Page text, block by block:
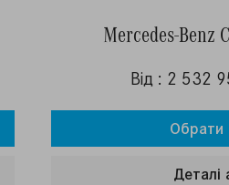
Mercedes-Benz
Від : 2 532
Обрати
Деталi